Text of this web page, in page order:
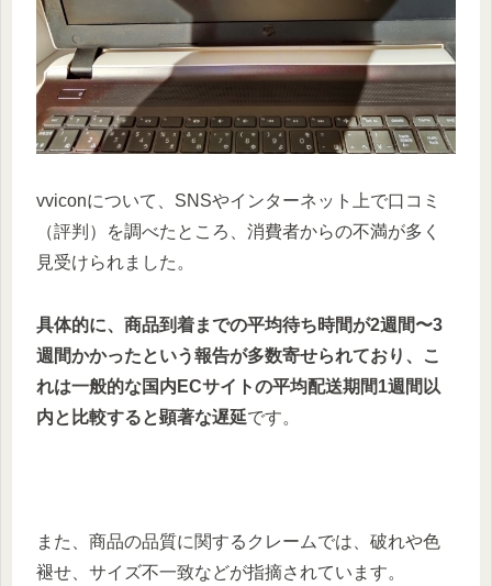
vviconについて、SNSやインターネット上で口コミ
（評判）を調べたところ、消費者からの不満が多く
見受けられました。
具体的に、商品到着までの平均待ち時間が2週間〜3
週間かかったという報告が多数寄せられており、こ
れは一般的な国内ECサイトの平均配送期間1週間以
内と比較すると顕著な遅延です。
また、商品の品質に関するクレームでは、破れや色
褪せ、サイズ不一致などが指摘されています。